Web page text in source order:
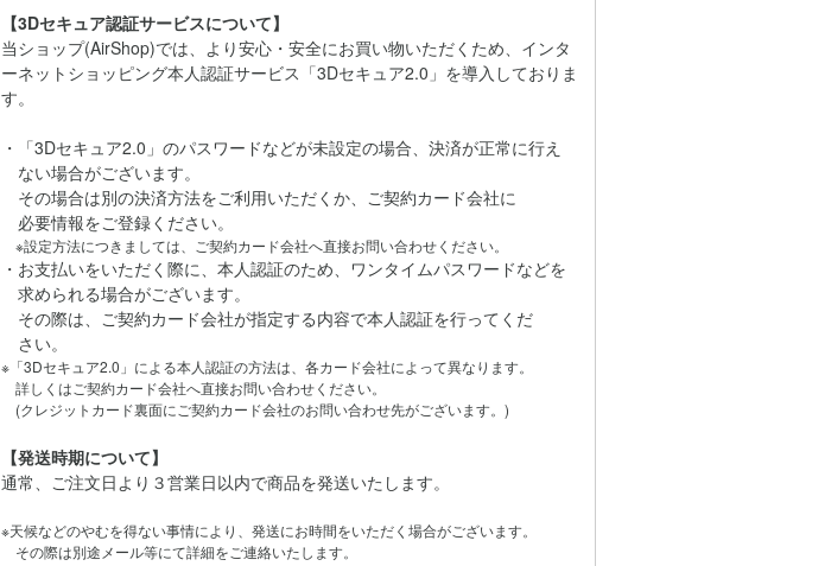
【3Dセキュア認証サービスについて】
当ショップ(AirShop)では、より安心・安全にお買い物いただくため、インタ
ーネットショッピング本人認証サービス「3Dセキュア2.0」を導入しておりま
す。
・「3Dセキュア2.0」のパスワードなどが未設定の場合、決済が正常に行え
ない場合がございます。
その場合は別の決済方法をご利用いただくか、ご契約カード会社に
必要情報をご登録ください。
※設定方法につきましては、ご契約カード会社へ直接お問い合わせください。
・お支払いをいただく際に、本人認証のため、ワンタイムパスワードなどを
求められる場合がございます。
その際は、ご契約カード会社が指定する内容で本人認証を行ってくだ
さい。
※「3Dセキュア2.0」による本人認証の方法は、各カード会社によって異なります。
詳しくはご契約カード会社へ直接お問い合わせください。
(クレジットカード裏面にご契約カード会社のお問い合わせ先がございます。)
【発送時期について】
通常、ご注文日より３営業日以内で商品を発送いたします。
※天候などのやむを得ない事情により、発送にお時間をいただく場合がございます。
その際は別途メール等にて詳細をご連絡いたします。